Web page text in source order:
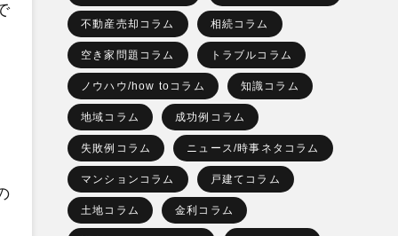
不動産売却コラム 相続コラム
空き家問題コラム トラブルコラム
ノウハウ/how toコラム 知識コラム
地域コラム 成功例コラム
失敗例コラム ニュース/時事ネタコラム
マンションコラム 戸建てコラム
土地コラム 金利コラム